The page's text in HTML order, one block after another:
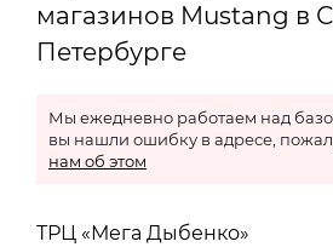
магазинов Mustang в
Петербурге
Мы ежедневно работаем над
вы нашли ошибку в адресе,
нам об этом
ТРЦ «Мега Дыбенко»